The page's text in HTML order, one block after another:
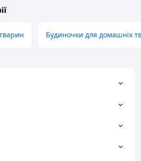
Будиночки для домашніх